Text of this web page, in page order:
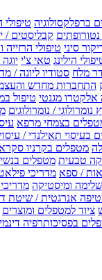
ברפלקסולוגיה
נטורופתים קבליסטים /
סיני טיפולי הרזייה
הילינג טאי צ'י
מלח סטודיו ליוגה /
התחברות מחדש
טיפול
נומרולוגי / נומרולוגים
בצמחי מרפא
בעיסוי תאילנדי /
מטפלים בקרניו
טבעית מטפלים
/ ספא מדריכי
ומיסטיקה
אנרגטית / שיטת
ציוד למטפלים ומוצרים
בפסיכותרפיה